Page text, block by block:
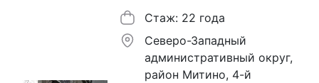
Стаж: 22 года
Северо-Западный
административный округ,
район Митино, 4-й